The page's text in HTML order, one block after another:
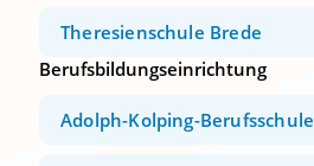
Theresienschule Brede
Berufsbildungseinrichtung
Adolph-Kolping-